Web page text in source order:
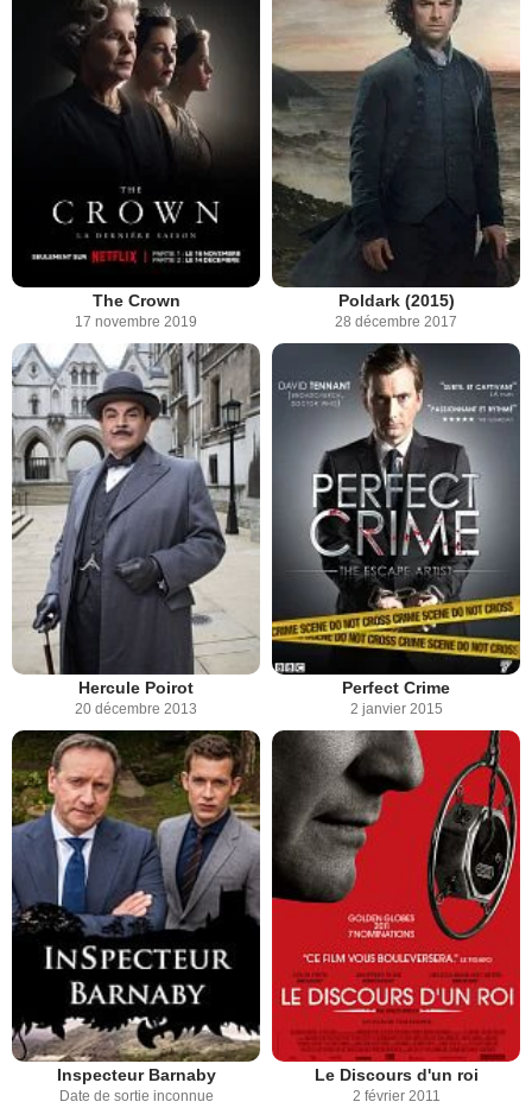
The Crown
17 novembre 2019
Poldark (2015)
28 décembre 2017
Hercule Poirot
20 décembre 2013
Perfect Crime
2 janvier 2015
Inspecteur Barnaby
Date de sortie inconnue
Le Discours d'un roi
2 février 2011